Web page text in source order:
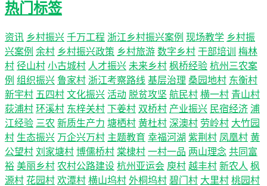
热门标签
资讯 乡村振兴 千万工程 浙江乡村振兴案例 现场教学 乡村振
兴案例 余村 乡村振兴政策 乡村旅游 数字乡村 干部培训
梅林
村 径山村 小古城村 人才振兴 未来乡村 枫桥经验 杭州三农案
例 组织振兴 鲁家村 浙江考察路线 基层治理 桑园地村 东衡村
新宇村 五四村 文化振兴 活动 脱贫攻坚 航民村 横一村 青山村
荻浦村 环溪村 东梓关村 下姜村 双桥村 产业振兴 民宿经济 浦
江经验 三农 新质生产力 塘栖村 黄杜村 深澳村 劳岭村 大竹园
村 生态振兴 万企兴万村 主题教育 幸福河湖 紫荆村 凤凰村 黄
公望村 刘家塘村 博儒桥村 棠棣村 一村一品 两山理念 共同富
裕 美丽乡村 农村公路建设 杭州亚运会 庾村 越丰村 新农人 枫
源村 花园村 欢潭村 横山坞村 外桐坞村 碧门村 大里村 桃园村